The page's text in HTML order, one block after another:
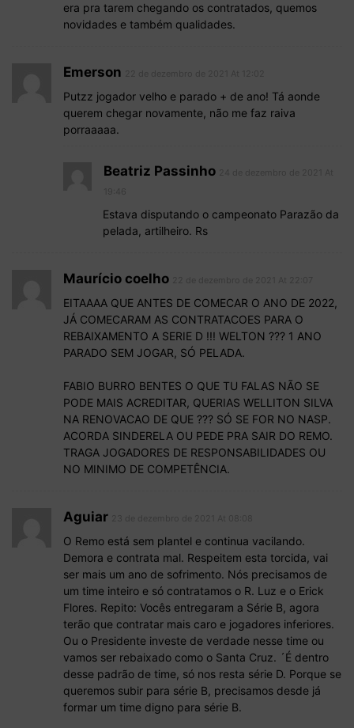
era pra tarem chegando os contratados, quemos
novidades e também qualidades.
Emerson
Putzz jogador velho e parado + de ano! Tá aonde
querem chegar novamente, não me faz raiva
porraaaaa.
Beatriz Passinho
Estava disputando o campeonato Parazão da
pelada, artilheiro. Rs
Maurício coelho
EITAAAA QUE ANTES DE COMECAR O ANO DE 2022,
JÁ COMECARAM AS CONTRATACOES PARA O
REBAIXAMENTO A SERIE D !!! WELTON ??? 1 ANO
PARADO SEM JOGAR, SÓ PELADA.
FABIO BURRO BENTES O QUE TU FALAS NÃO SE
PODE MAIS ACREDITAR, QUERIAS WELLITON SILVA
NA RENOVACAO DE QUE ??? SÓ SE FOR NO NASP.
ACORDA SINDERELA OU PEDE PRA SAIR DO REMO.
TRAGA JOGADORES DE RESPONSABILIDADES OU
NO MINIMO DE COMPETÊNCIA.
Aguiar
O Remo está sem plantel e continua vacilando.
Demora e contrata mal. Respeitem esta torcida, vai
ser mais um ano de sofrimento. Nós precisamos de
um time inteiro e só contratamos o R. Luz e o Erick
Flores. Repito: Vocês entregaram a Série B, agora
terão que contratar mais caro e jogadores inferiores.
Ou o Presidente investe de verdade nesse time ou
vamos ser rebaixado como o Santa Cruz. ´É dentro
desse padrão de time, só nos resta série D. Porque se
queremos subir para série B, precisamos desde já
formar um time digno para série B.